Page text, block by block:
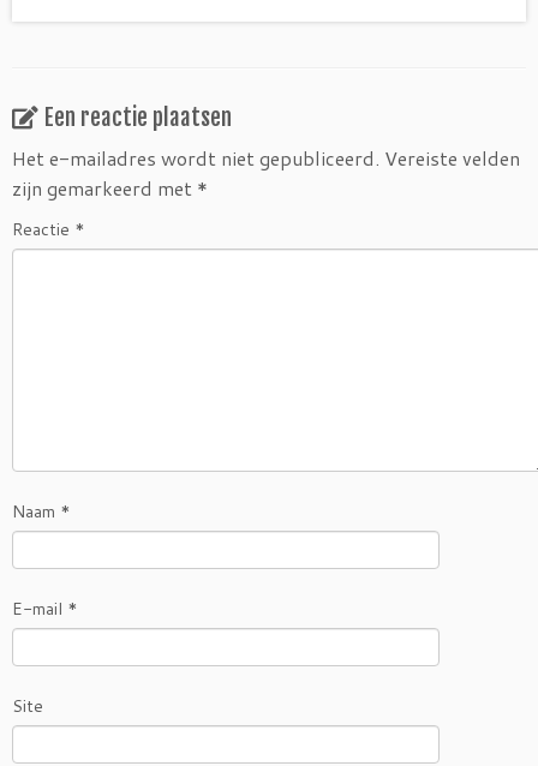
Een reactie plaatsen
Het e-mailadres wordt niet gepubliceerd. Vereiste velden
zijn gemarkeerd met *
Reactie *
Naam *
E-mail *
Site